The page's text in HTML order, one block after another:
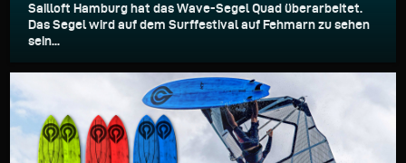
Sailloft Hamburg hat das Wave-Segel Quad überarbeitet.
Das Segel wird auf dem Surffestival auf Fehmarn zu sehen
sein...